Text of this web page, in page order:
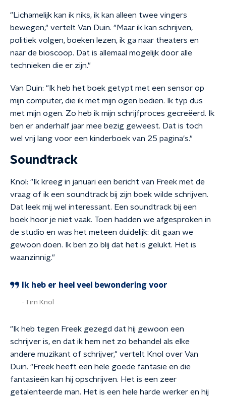
"Lichamelijk kan ik niks, ik kan alleen twee vingers
bewegen," vertelt Van Duin. "Maar ik kan schrijven,
politiek volgen, boeken lezen, ik ga naar theaters en
naar de bioscoop. Dat is allemaal mogelijk door alle
technieken die er zijn."
Van Duin: "Ik heb het boek getypt met een sensor op
mijn computer, die ik met mijn ogen bedien. Ik typ dus
met mijn ogen. Zo heb ik mijn schrijfproces gecreëerd. Ik
ben er anderhalf jaar mee bezig geweest. Dat is toch
wel vrij lang voor een kinderboek van 25 pagina's."
Soundtrack
Knol: "Ik kreeg in januari een bericht van Freek met de
vraag of ik een soundtrack bij zijn boek wilde schrijven.
Dat leek mij wel interessant. Een soundtrack bij een
boek hoor je niet vaak. Toen hadden we afgesproken in
de studio en was het meteen duidelijk: dit gaan we
gewoon doen. Ik ben zo blij dat het is gelukt. Het is
waanzinnig."
Ik heb er heel veel bewondering voor
Tim Knol
"Ik heb tegen Freek gezegd dat hij gewoon een
schrijver is, en dat ik hem net zo behandel als elke
andere muzikant of schrijver," vertelt Knol over Van
Duin. "Freek heeft een hele goede fantasie en die
fantasieën kan hij opschrijven. Het is een zeer
getalenteerde man. Het is een hele harde werker en hij